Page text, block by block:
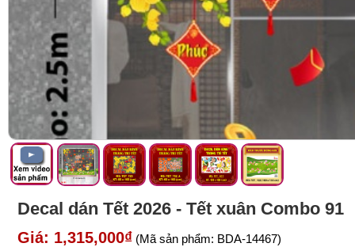
Decal dán Tết 2026 - Tết xuân Combo 91
Giá: 1,315,000₫ (Mã sản phẩm: BDA-14467)